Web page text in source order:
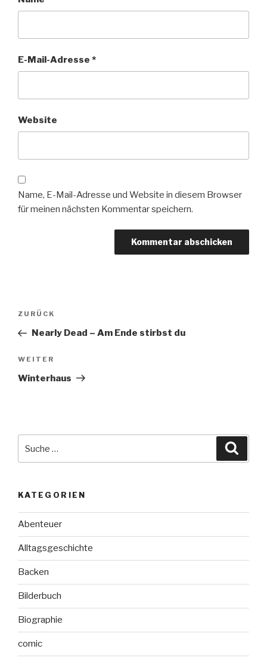
E-Mail-Adresse *
Website
Name, E-Mail-Adresse und Website in diesem Browser
für meinen nächsten Kommentar speichern.
Beitragsnavigation
Vorheriger
Beitrag
ZURÜCK
Nearly Dead – Am Ende stirbst du
Nächster
Beitrag
WEITER
Winterhaus
nach:
KATEGORIEN
Abenteuer
Alltagsgeschichte
Backen
Bilderbuch
Biographie
comic